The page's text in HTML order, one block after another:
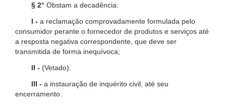
§ 2° Obstam a decadência:
I - a reclamação comprovadamente formulada pelo
consumidor perante o fornecedor de produtos e serviços até
a resposta negativa correspondente, que deve ser
transmitida de forma inequívoca;
II - (Vetado).
III - a instauração de inquérito civil, até seu
encerramento.